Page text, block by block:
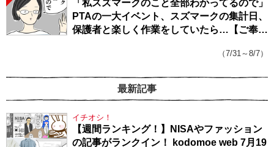
「私スズマークのこと全部わかってるので」
PTAの一大イベント、スズマークの集計日、
保護者と楽しく作業をしていたら…【ご奉仕
（7/31～8/7）
最新記事
イチオシ！
【週間ランキング！】NISAやファッション
の記事がランクイン！ kodomoe web 7月19